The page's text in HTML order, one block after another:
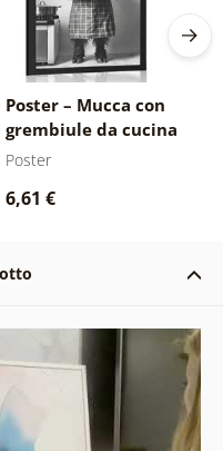
Poster – Mucca con
grembiule da cucina
Poster
6,61 €